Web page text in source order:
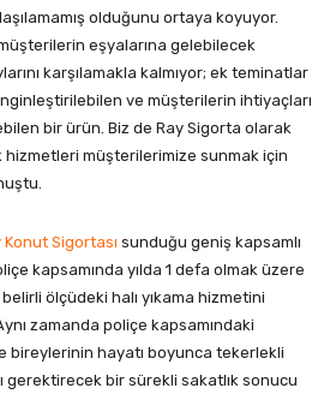
olduğunu ortaya koyuyor.
eşyalarına gelebilecek
karşılamakla kalmıyor; ek teminatlar
ve müşterilerin ihtiyaçları
bir ürün. Biz de Ray Sigorta olarak
müşterilerimize sunmak için
Sigortası sunduğu geniş kapsamlı
kapsamında yılda 1 defa olmak üzere
belirli ölçüdeki halı yıkama hizmetini
zamanda poliçe kapsamındaki
bireylerinin hayatı boyunca tekerlekli
gerektirecek bir sürekli sakatlık sonucu